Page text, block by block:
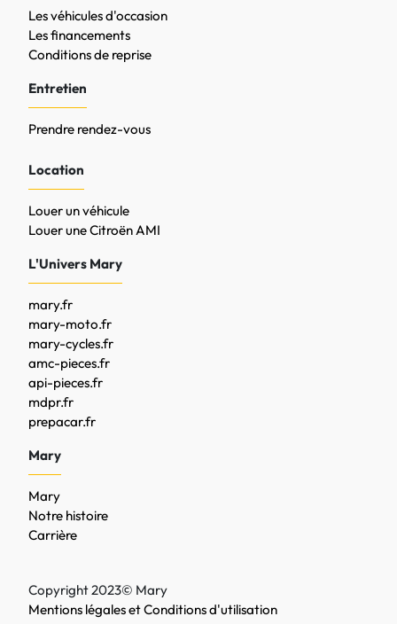
Les véhicules d'occasion
Les financements
Conditions de reprise
Entretien
Prendre rendez-vous
Location
Louer un véhicule
Louer une Citroën AMI
L'Univers Mary
mary.fr
mary-moto.fr
mary-cycles.fr
amc-pieces.fr
api-pieces.fr
mdpr.fr
prepacar.fr
Mary
Mary
Notre histoire
Carrière
Copyright 2023© Mary
Mentions légales et Conditions d'utilisation